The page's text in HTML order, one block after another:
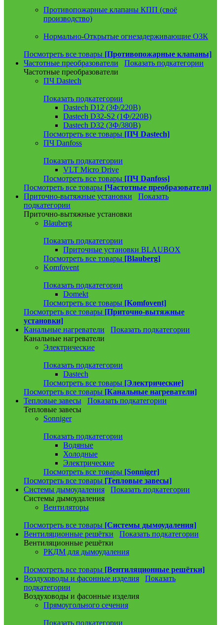
Противопожарные клапаны КПП (своё
производство)
Нормально-Открытые огнезадерживающие ОЗК
Посмотреть все товары [Противопожарные клапаны]
Частотные преобразователи
Показать подкатегории
Частотные преобразователи
ПЧ Dastech
Показать подкатегории
Dastech D12 (3Ф/220В)
Dastech D32-S2 (1Ф/220В)
Dastech D32 (3Ф/380В)
Посмотреть все товары [ПЧ Dastech]
ПЧ Danfoss
Показать подкатегории
VLT Micro Drive
Посмотреть все товары [ПЧ Danfoss]
Посмотреть все товары [Частотные преобразователи]
Приточно-вытяжные установки
Показать
подкатегории
Приточно-вытяжные установки
Blauberg
Показать подкатегории
Приточные установки BLAUBOX
Посмотреть все товары [Blauberg]
Komfovent
Показать подкатегории
Domekt
Посмотреть все товары [Komfovent]
Посмотреть все товары [Приточно-вытяжные
установки]
Канальные нагреватели
Показать подкатегории
Канальные нагреватели
Электрические
Показать подкатегории
Dastech
Посмотреть все товары [Электрические]
Посмотреть все товары [Канальные нагреватели]
Тепловые завесы
Показать подкатегории
Тепловые завесы
Sonniger
Показать подкатегории
Водяные
Холодные
Электрические
Посмотреть все товары [Sonniger]
Посмотреть все товары [Тепловые завесы]
Системы дымоудаления
Показать подкатегории
Системы дымоудаления
Вентиляторы
Посмотреть все товары [Системы дымоудаления]
Вентиляционные решётки
Показать подкатегории
Вентиляционные решётки
РКДМ для дымоудаления
Посмотреть все товары [Вентиляционные решётки]
Воздуховоды и фасонные изделия
Показать
подкатегории
Воздуховоды и фасонные изделия
Прямоугольного сечения
Показать подкатегории